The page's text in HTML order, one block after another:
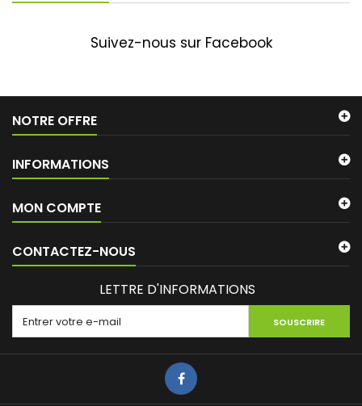
Suivez-nous sur Facebook
NOTRE OFFRE
INFORMATIONS
MON COMPTE
CONTACTEZ-NOUS
LETTRE D'INFORMATIONS
SOUSCRIRE